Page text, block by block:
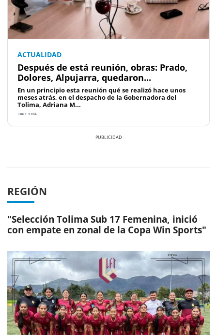
ACTUALIDAD
Después de está reunión, obras: Prado,
Dolores, Alpujarra, quedaron...
En un principio esta reunión qué se realizó hace unos
meses atrás, en el despacho de la Gobernadora del
Tolima, Adriana M...
HACE 1 DÍA
REGIÓN
"Selección Tolima Sub 17 Femenina, inició
con empate en zonal de la Copa Win Sports"